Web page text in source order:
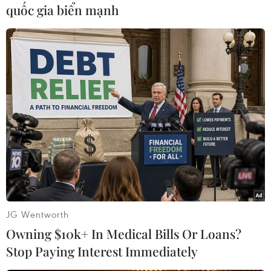
Y tế thôn bản kiểm tra tư vấn dinh dưỡng trẻ em cho đồng bào
dân tộc Bru-Vân Kiều tại huyện Lệ Thủy, tỉnh Quảng Bình. (Ảnh:
Dương Ngọc/TTXVN)
Nguyên nhân chính của những hạn chế, tồn tại
thực hiện chưa kịp thời, hiệu quả; đầu tư nguồn
lực, nhân lực làm công tác dân số chưa tương
quốc gia biển mạnh
JG Wentworth
Owning $10k+ In Medical Bills Or Loans?
Stop Paying Interest Immediately